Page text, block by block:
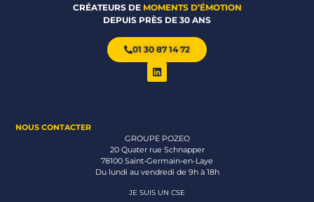
CRÉATEURS DE MOMENTS D’ÉMOTION
DEPUIS PRÈS DE 30 ANS
01 30 87 14 72
NOUS CONTACTER
GROUPE POZEO
20 Quater rue Schnapper
78100 Saint-Germain-en-Laye
Du lundi au vendredi de 9h à 18h
JE SUIS UN CSE